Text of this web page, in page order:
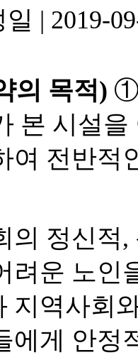
일 | 2019-
의 목적)
본 시설
여 전반적
의 정신적,
려운 노인
지역사회
에게 안정